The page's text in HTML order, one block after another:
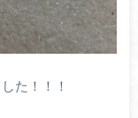
た！！！